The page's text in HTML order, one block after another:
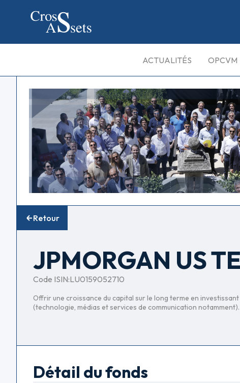
ACTUALITÉS OPCVM
Retour
JPMORGAN US
Code ISIN:LU0159052710
Offrir une croissance du capital sur le long terme en
(technologie, médias et services de communication notamment).
Détail du fonds